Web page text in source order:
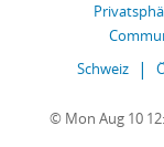
Schweiz
© Mon Aug 10